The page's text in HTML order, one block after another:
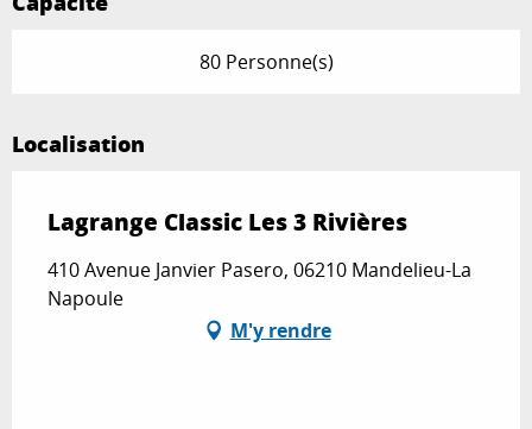
80 Personne(s)
Localisation
Lagrange Classic Les 3 Rivières
410 Avenue Janvier Pasero, 06210 Mandelieu-La
Napoule
M'y rendre